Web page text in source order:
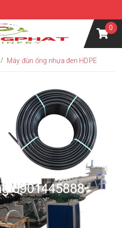
0
/ Máy đùn ống nhựa đen HDPE